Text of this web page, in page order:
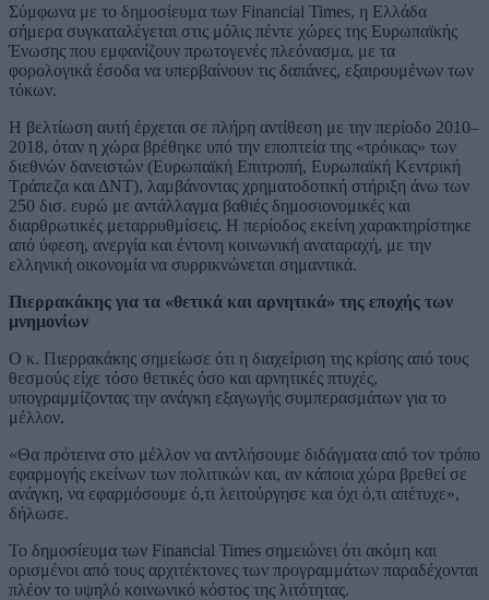
Σύμφωνα με το δημοσίευμα των Financial Times, η Ελλάδα
σήμερα συγκαταλέγεται στις μόλις πέντε χώρες της Ευρωπαϊκής
Ένωσης που εμφανίζουν πρωτογενές πλεόνασμα, με τα
φορολογικά έσοδα να υπερβαίνουν τις δαπάνες, εξαιρουμένων των
τόκων.
Η βελτίωση αυτή έρχεται σε πλήρη αντίθεση με την περίοδο 2010–
2018, όταν η χώρα βρέθηκε υπό την εποπτεία της «τρόικας» των
διεθνών δανειστών (Ευρωπαϊκή Επιτροπή, Ευρωπαϊκή Κεντρική
Τράπεζα και ΔΝΤ), λαμβάνοντας χρηματοδοτική στήριξη άνω των
250 δισ. ευρώ με αντάλλαγμα βαθιές δημοσιονομικές και
διαρθρωτικές μεταρρυθμίσεις. Η περίοδος εκείνη χαρακτηρίστηκε
από ύφεση, ανεργία και έντονη κοινωνική αναταραχή, με την
ελληνική οικονομία να συρρικνώνεται σημαντικά.
Πιερρακάκης για τα «θετικά και αρνητικά» της εποχής των
μνημονίων
Ο κ. Πιερρακάκης σημείωσε ότι η διαχείριση της κρίσης από τους
θεσμούς είχε τόσο θετικές όσο και αρνητικές πτυχές,
υπογραμμίζοντας την ανάγκη εξαγωγής συμπερασμάτων για το
μέλλον.
«Θα πρότεινα στο μέλλον να αντλήσουμε διδάγματα από τον τρόπο
εφαρμογής εκείνων των πολιτικών και, αν κάποια χώρα βρεθεί σε
ανάγκη, να εφαρμόσουμε ό,τι λειτούργησε και όχι ό,τι απέτυχε»,
δήλωσε.
Το δημοσίευμα των Financial Times σημειώνει ότι ακόμη και
ορισμένοι από τους αρχιτέκτονες των προγραμμάτων παραδέχονται
πλέον το υψηλό κοινωνικό κόστος της λιτότητας.